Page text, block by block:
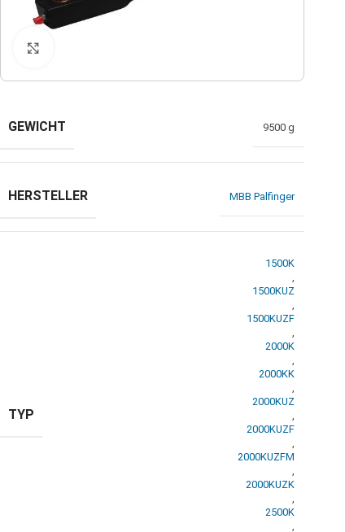
GEWICHT 9500 g
HERSTELLER MBB Palfinger
TYP
1500K
1500KUZ
1500KUZF
2000K
2000KK
2000KUZ
2000KUZF
2000KUZFM
2000KUZK
2500K